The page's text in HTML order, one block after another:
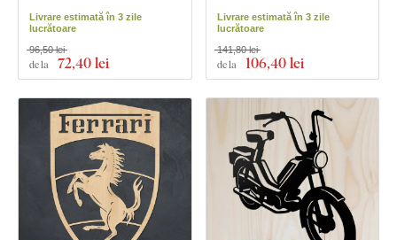
Livrare estimată în 3 zile
lucrătoare
de la 72,40 lei
96,50 lei
Livrare estimată în 3 zile
lucrătoare
de la 106,40 lei
141,80 lei